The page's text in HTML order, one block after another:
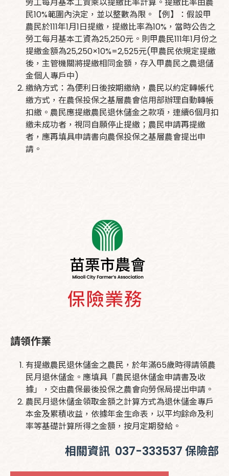
民10%範圍內決定，並以整數為限。【例】：假設甲
農民於111年1月1日提繳，提繳比率為10%，當時公告之
勞工每月基本工資為25,250元。則甲農民111年1月份之
提繳金額為25,250×10%=2,525元(甲農民依規定提繳
後，主管機關將提繳相同金額，存入甲農民之農退儲
金個人專戶中)
繳納方式：為便利日後按期繳納，農民以約定轉帳代
繳方式，在農保投保之基層農會信用部辦理自動轉帳
扣繳。農民應提繳農民退休儲金之款項，連續6個月扣
繳未成功者，視同自願停止提繳；農民申請再提繳
者，應再填具申請書向農保投保之基層農會提出申
請。
請領作業
有提繳農民退休儲金之農民，於年滿65歲時得請領農
民月退休儲金。應填具「農民退休儲金申請書及收
據」，交由農保最後投保之農會向勞保局提出申請。
農民月退休儲金領取金額之計算方式為退休儲金專戶
本金及累積收益，依據年金生命表，以平均餘命及利
率等基礎計算所得之金額，按月定期發給。
相關資訊 037-333537 保險部